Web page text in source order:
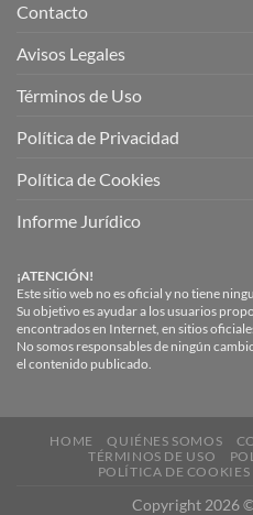
Contacto
Avisos Legales
Términos de Uso
Política de Privacidad
Política de Cookies
Informe Jurídico
¡ATENCIÓN!
Este sitio web no es oficial y no tiene
Su objetivo es ayudar a los usuarios
encontrados en Internet, en sitios
No somos responsables de ningún
el contenido publicado.
HOME QUIÉNES SOMOS
TÉRMINOS DE USO
POLÍTICA DE COOKIES
Copyright 2026